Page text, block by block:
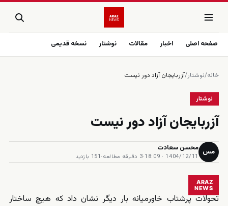
صفحه اصلی اخبار مقالات نوشتار نسخه قدیمی
خانه/نوشتار/آزربایجان آزاد دور نیست
نوشتار
آزربایجان آزاد دور نیست
مس محسن سعادت
1404/12/11 · 18:09
·3 دقیقه مطالعه ·151 بازدید
ARAZ
NEWS
تحولات پرشتاب خاورمیانه بار دیگر نشان داد که هیچ ساختار